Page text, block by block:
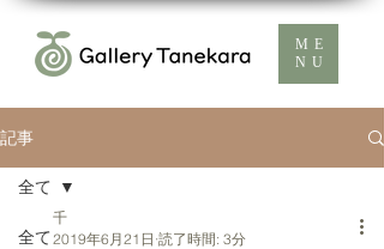
ME
NU
記事
全て
全て
千
2019年6月21日 読了時間: 3分